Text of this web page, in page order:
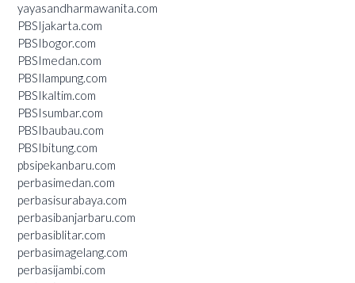
yayasandharmawanita.com
PBSIjakarta.com
PBSIbogor.com
PBSImedan.com
PBSIlampung.com
PBSIkaltim.com
PBSIsumbar.com
PBSIbaubau.com
PBSIbitung.com
pbsipekanbaru.com
perbasimedan.com
perbasisurabaya.com
perbasibanjarbaru.com
perbasiblitar.com
perbasimagelang.com
perbasijambi.com